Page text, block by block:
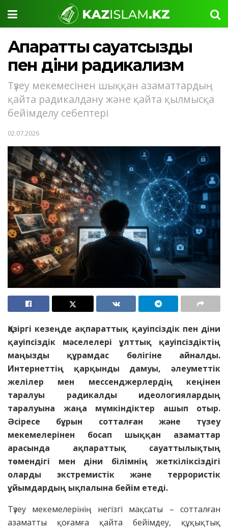
Ақпараттық сауатсыздық
пен діни радикализм
Түзеу мекемесінен шыққан азаматтардың
қайта радикалдану және қайта қылмысқа
бейімделу себептері
02.07.2026
Қазіргі кезеңде ақпараттық қауіпсіздік пен діни
қауіпсіздік мәселелері ұлттық қауіпсіздіктің
маңызды құрамдас бөлігіне айналды.
Интернеттің қарқынды дамуы, әлеуметтік
желілер мен мессенджерлердің кеңінен
таралуы радикалды идеологиялардың
таралуына жаңа мүмкіндіктер ашып отыр.
Әсіресе бұрын сотталған және түзеу
мекемелерінен босап шыққан азаматтар
арасында ақпараттық сауаттылықтың
төмендігі мен діни білімнің жеткіліксіздігі
оларды экстремистік және террористік
ұйымдардың ықпалына бейім етеді.
Түзеу мекемелерінің негізгі мақсаты – сотталған
азаматты қоғамға қайта бейімдеу, құқықтық